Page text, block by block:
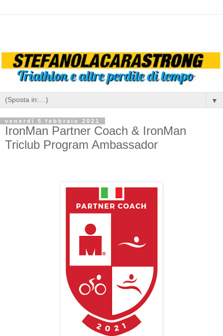
▼
venerdì 5 febbraio 2021
IronMan Partner Coach & IronMan
Triclub Program Ambassador